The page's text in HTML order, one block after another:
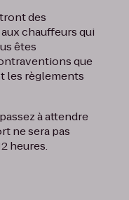
des
chauffeurs qui
êtes
que
les règlements
à attendre
ne sera pas
heures.